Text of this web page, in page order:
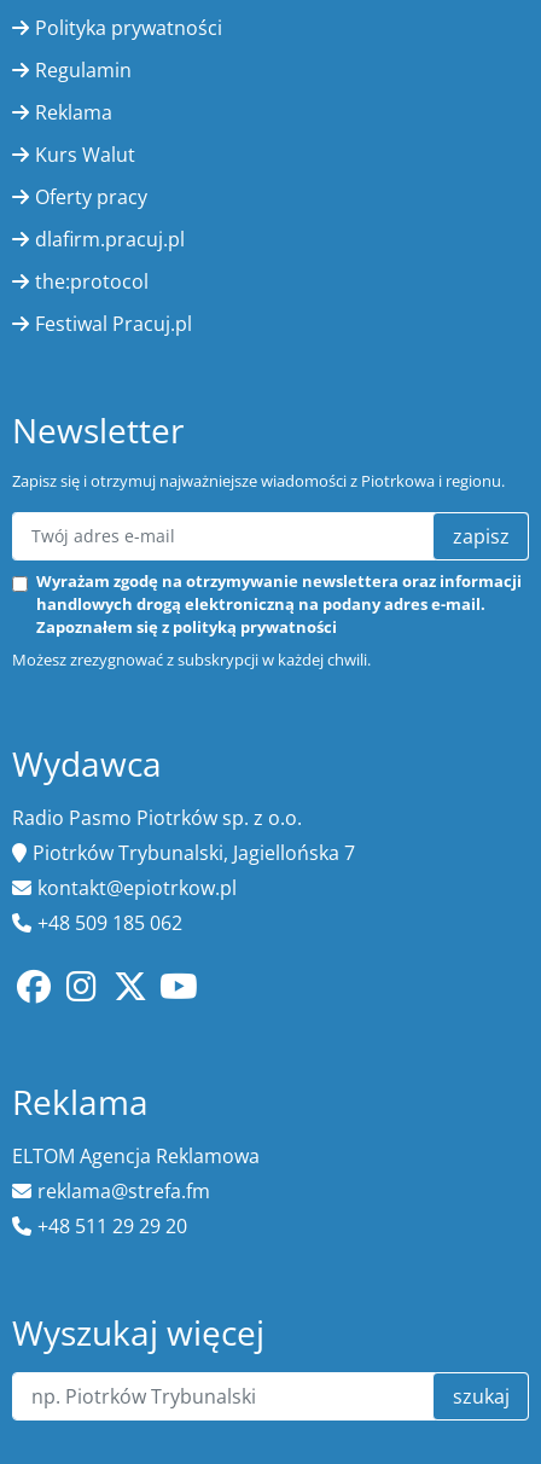
Polityka prywatności
Regulamin
Reklama
Kurs Walut
Oferty pracy
dlafirm.pracuj.pl
the:protocol
Festiwal Pracuj.pl
Newsletter
Zapisz się i otrzymuj najważniejsze wiadomości z Piotrkowa i regionu.
zapisz
Wyrażam zgodę na otrzymywanie newslettera oraz informacji
handlowych drogą elektroniczną na podany adres e-mail.
Zapoznałem się z polityką prywatności
Możesz zrezygnować z subskrypcji w każdej chwili.
Wydawca
Radio Pasmo Piotrków sp. z o.o.
Piotrków Trybunalski, Jagiellońska 7
kontakt@epiotrkow.pl
+48 509 185 062
Reklama
ELTOM Agencja Reklamowa
reklama@strefa.fm
+48 511 29 29 20
Wyszukaj więcej
szukaj